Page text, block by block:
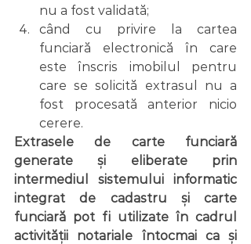
nu a fost validată;
când cu privire la cartea
funciară electronică în care
este înscris imobilul pentru
care se solicită extrasul nu a
fost procesată anterior nicio
cerere.
Extrasele de carte funciară
generate și eliberate prin
intermediul sistemului informatic
integrat de cadastru și carte
funciară pot fi utilizate în cadrul
activității notariale întocmai ca și